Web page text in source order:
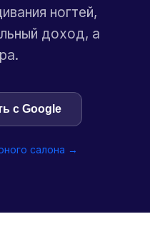
ногтей,
доход, а
с Google
салона →